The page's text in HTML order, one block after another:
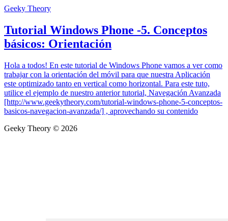
Geeky Theory
Tutorial Windows Phone -5. Conceptos
básicos: Orientación
Hola a todos! En este tutorial de Windows Phone vamos a ver como
trabajar con la orientación del móvil para que nuestra Aplicación
este optimizado tanto en vertical como horizontal. Para este tuto,
utilice el ejemplo de nuestro anterior tutorial, Navegación Avanzada
[http://www.geekytheory.com/tutorial-windows-phone-5-conceptos-
basicos-navegacion-avanzada/] , aprovechando su contenido
Geeky Theory © 2026